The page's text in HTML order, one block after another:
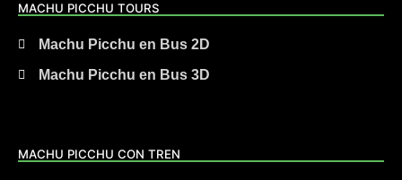
MACHU PICCHU TOURS
Machu Picchu en Bus 2D
Machu Picchu en Bus 3D
MACHU PICCHU CON TREN